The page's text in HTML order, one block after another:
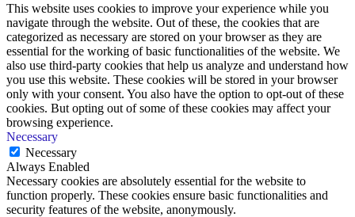
This website uses cookies to improve your experience while you
navigate through the website. Out of these, the cookies that are
categorized as necessary are stored on your browser as they are
essential for the working of basic functionalities of the website. We
also use third-party cookies that help us analyze and understand how
you use this website. These cookies will be stored in your browser
only with your consent. You also have the option to opt-out of these
cookies. But opting out of some of these cookies may affect your
browsing experience.
Necessary
Necessary
Always Enabled
Necessary cookies are absolutely essential for the website to
function properly. These cookies ensure basic functionalities and
security features of the website, anonymously.